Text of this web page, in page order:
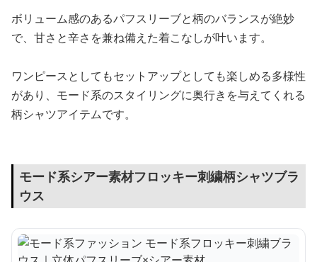
ボリューム感のあるパフスリーブと柄のバランスが絶妙
で、甘さと辛さを兼ね備えた着こなしが叶います。
ワンピースとしてもセットアップとしても楽しめる多様性
があり、モード系のスタイリングに奥行きを与えてくれる
柄シャツアイテムです。
モード系シアー素材フロッキー刺繍柄シャツブラ
ウス